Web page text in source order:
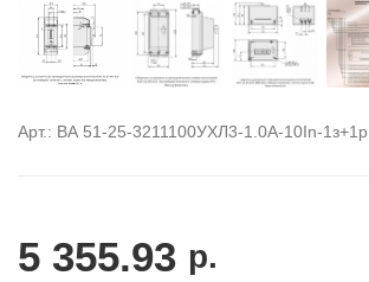
Арт.: ВА 51-25-3211100УХЛ3-1.0А-10In-1з+1р
5 355.93 р.